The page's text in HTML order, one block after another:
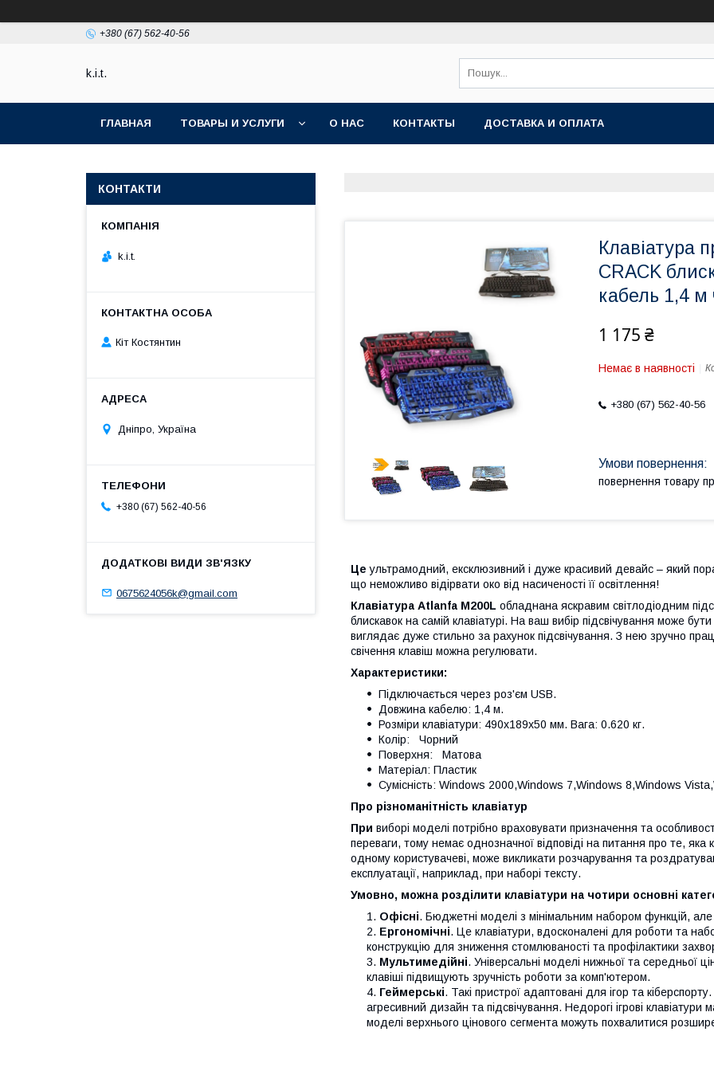
+380 (67) 562-40-56
k.i.t.
ГЛАВНАЯ ТОВАРЫ И УСЛУГИ О НАС КОНТАКТЫ ДОСТАВКА И ОПЛАТА
Клавіатура
CRACK
кабель 1,4
1 175 ₴
Немає в наявності
+380 (67) 562-40-56
повернення товару
Цеультрамодний, ексклюзивний і дуже красивий девайс – який
що неможливо відірвати око від насиченості її освітлення!
Клавіатура Atlanfa M200L обладнана яскравим світлодіодним
блискавок на самій клавіатурі. На ваш вибір підсвічування може
виглядає дуже стильно за рахунок підсвічування. З нею зручно
свічення клавіш можна регулювати.
Характеристики:
Підключається через роз'єм USB.
Довжина кабелю: 1,4 м.
Розміри клавіатури: 490х189х50 мм. Вага: 0.620 кг.
Колір: Чорний
Поверхня: Матова
Матеріал: Пластик
Сумісність: Windows 2000,Windows 7,Windows 8,Windows
Про різноманітність клавіатур
При виборі моделі потрібно враховувати призначення та
переваги, тому немає однозначної відповіді на питання про те,
одному користувачеві, може викликати розчарування та
експлуатації, наприклад, при наборі тексту.
Умовно, можна розділити клавіатури на чотири основні
Офісні. Бюджетні моделі з мінімальним набором функцій,
Ергономічні. Це клавіатури, вдосконалені для роботи та
конструкцію для зниження стомлюваності та профілактики
Мультимедійні. Універсальні моделі нижньої та середньої
клавіші підвищують зручність роботи за комп'ютером.
Геймерські. Такі пристрої адаптовані для ігор та
агресивний дизайн та підсвічування. Недорогі ігрові
моделі верхнього цінового сегмента можуть похвалитися
КОНТАКТИ
k.i.t.
Кіт Костянтин
Дніпро, Україна
+380 (67) 562-40-56
0675624056k@gmail.com